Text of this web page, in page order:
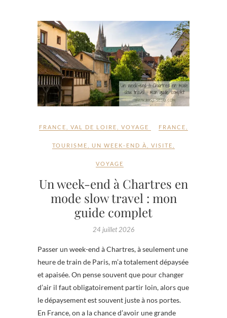
FRANCE VAL DE LOIRE VOYAGE FRANCE
TOURISME UN WEEK-END À VISITE
VOYAGE
Un week-end à Chartres en
mode slow travel : mon
guide complet
24 juillet 2026
Passer un week-end à Chartres, à seulement une
heure de train de Paris, m’a totalement dépaysée
et apaisée. On pense souvent que pour changer
d’air il faut obligatoirement partir loin, alors que
le dépaysement est souvent juste à nos portes.
En France, on a la chance d’avoir une grande